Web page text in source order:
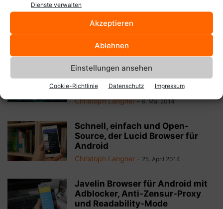
Dienste verwalten
Akzeptieren
Ablehnen
Einstellungen ansehen
Cookie-Richtlinie Datenschutz Impressum
Opera für Linux ist doch nicht
Geschichte: Opera 24 Developer
Christoph Langner
Open-Source Android-Browser
Lucid Browser jetzt unter neuem
Play-Store-Link
Christoph Langner - 6. Mai 2014
Schnell, einfach und Open-
Source, der Lucid Browser für
Android
Christoph Langner - 25. April 2014
Javelin Browser für Android mit
Adblocker, Anti-Zensur-Proxy
und Readability-Mode